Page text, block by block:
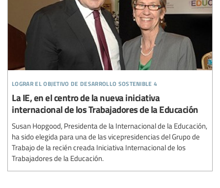
lograr el objetivo de desarrollo sostenible 4
La IE, en el centro de la nueva iniciativa
internacional de los Trabajadores de la Educación
Susan Hopgood, Presidenta de la Internacional de la Educación,
ha sido elegida para una de las vicepresidencias del Grupo de
Trabajo de la recién creada Iniciativa Internacional de los
Trabajadores de la Educación.